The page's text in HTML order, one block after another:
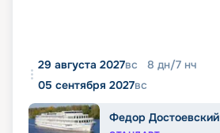
29 августа 2027вс 8 дн/7 нч
05 сентября 2027вс
Федор Достоевский